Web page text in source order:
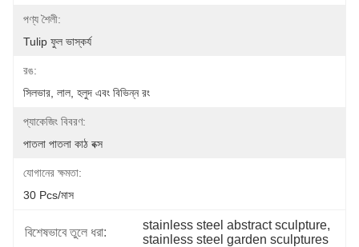
পণ্য শৈলী:
Tulip ফুল ভাস্কর্য
রঙ:
সিলভার, লাল, হলুদ এবং বিভিন্ন রং
প্যাকেজিং বিবরণ:
পাতলা পাতলা কাঠ বক্স
যোগানের ক্ষমতা:
30 Pcs/মাস
বিশেষভাবে তুলে ধরা:
stainless steel abstract sculpture
stainless steel garden sculptures